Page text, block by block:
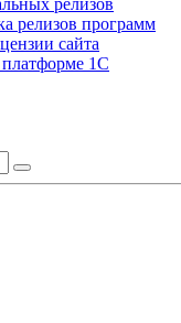
релизов программ
сайта
платформе 1С